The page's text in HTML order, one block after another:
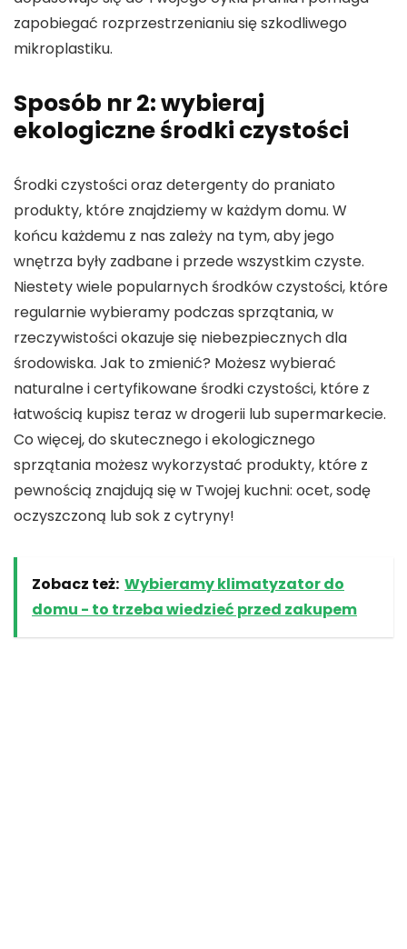
zapobiegać rozprzestrzenianiu się szkodliwego
mikroplastiku.
Sposób nr 2: wybieraj
ekologiczne środki czystości
Środki czystości oraz detergenty do praniato
produkty, które znajdziemy w każdym domu. W
końcu każdemu z nas zależy na tym, aby jego
wnętrza były zadbane i przede wszystkim czyste.
Niestety wiele popularnych środków czystości, które
regularnie wybieramy podczas sprzątania, w
rzeczywistości okazuje się niebezpiecznych dla
środowiska. Jak to zmienić? Możesz wybierać
naturalne i certyfikowane środki czystości, które z
łatwością kupisz teraz w drogerii lub supermarkecie.
Co więcej, do skutecznego i ekologicznego
sprzątania możesz wykorzystać produkty, które z
pewnością znajdują się w Twojej kuchni: ocet, sodę
oczyszczoną lub sok z cytryny!
Zobacz też: Wybieramy klimatyzator do
domu - to trzeba wiedzieć przed zakupem